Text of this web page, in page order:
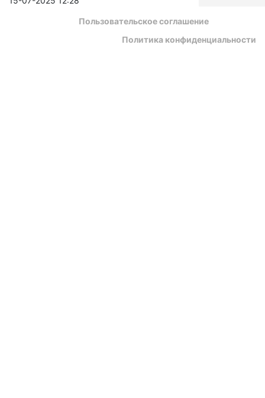
Пользовательское соглашение
Политика конфиденциальности